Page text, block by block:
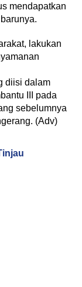
mendapatkan
lakukan
diisi dalam
III pada
sebelumnya
(Adv)